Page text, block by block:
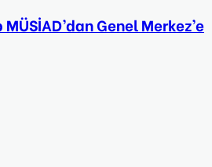
Genel Merkez’e